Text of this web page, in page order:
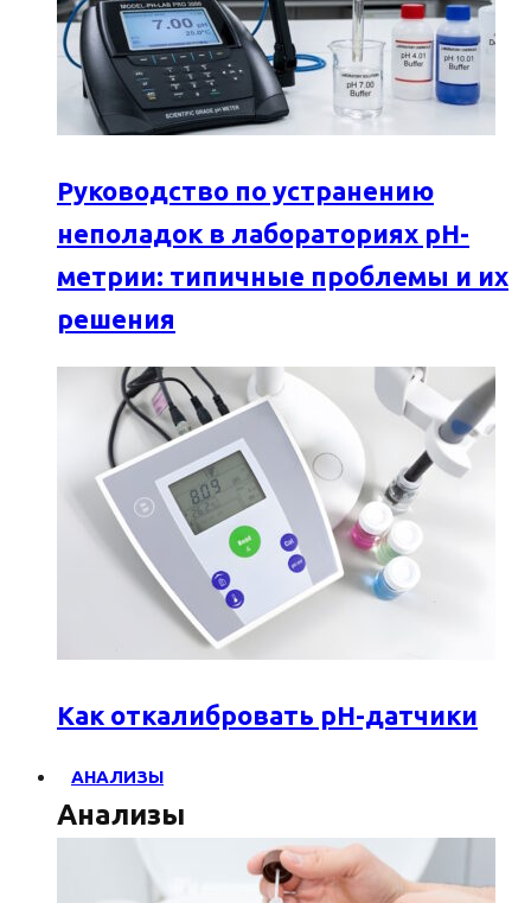
Руководство по устранению
неполадок в лабораториях pH-
метрии: типичные проблемы и их
решения
Как откалибровать pH-датчики
АНАЛИЗЫ
Анализы